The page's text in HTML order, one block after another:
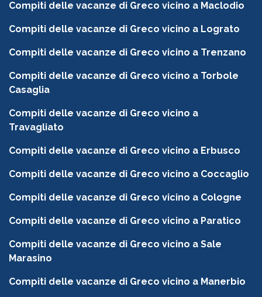
Compiti delle vacanze di Greco vicino a Maclodio
Compiti delle vacanze di Greco vicino a Lograto
Compiti delle vacanze di Greco vicino a Trenzano
Compiti delle vacanze di Greco vicino a Torbole
Casaglia
Compiti delle vacanze di Greco vicino a
Travagliato
Compiti delle vacanze di Greco vicino a Erbusco
Compiti delle vacanze di Greco vicino a Coccaglio
Compiti delle vacanze di Greco vicino a Cologne
Compiti delle vacanze di Greco vicino a Paratico
Compiti delle vacanze di Greco vicino a Sale
Marasino
Compiti delle vacanze di Greco vicino a Manerbio